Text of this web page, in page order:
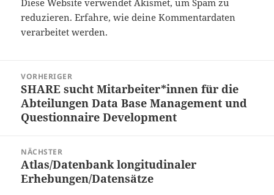
reduzieren.Erfahre, wie deine Kommentardaten
verarbeitet werden.
VORHERIGER
Vorheriger
Beitrag:
SHARE sucht Mitarbeiter*innen für die
Abteilungen Data Base Management und
Questionnaire Development
NÄCHSTER
Nächster
Beitrag:
Atlas/Datenbank longitudinaler
Erhebungen/Datensätze